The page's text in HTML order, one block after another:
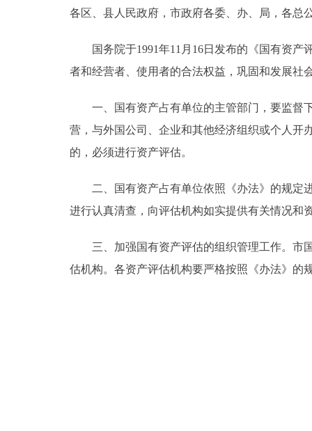
政策兑现
决策公开
个人服务
中介服务
政民互动
各区、县人民政府，市政府各委、办、局，各总
国务院于1991年11月16日发布的《国有资产
者和经营者、使用者的合法权益，巩固和发展社
一、国有资产占有单位的主管部门，要监督下
营，与外国公司、企业和其他经济组织或个人开
的，必须进行资产评估。
二、国有资产占有单位依照《办法》的规定进
进行认真清查，向评估机构如实提供有关情况和
三、加强国有资产评估的组织管理工作。市国
估机构。各资产评估机构要严格按照《办法》的